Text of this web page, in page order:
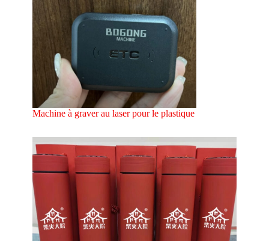
Machine à graver au laser pour le plastique